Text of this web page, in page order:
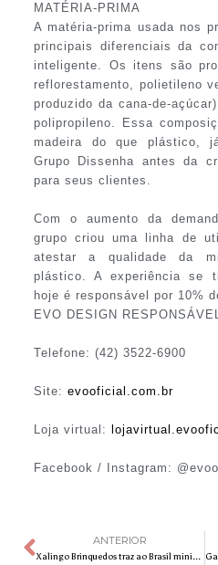
MATÉRIA-PRIMA
A matéria-prima usada nos
principais diferenciais da
inteligente. Os itens são
reflorestamento, polietileno
produzido da cana-de-
polipropileno. Essa
madeira do que plástico,
Grupo Dissenha antes da
para seus clientes.
Com o aumento da
grupo criou uma linha de
atestar a qualidade da
plástico. A experiência se
hoje é responsável por 10%
EVO DESIGN RESPONSÁVEL
Telefone: (42) 3522-6900
Site: evooficial.com.br
Loja virtual:
Facebook / Instagram:
ANTERIOR
Xalingo Brinquedos traz ao Brasil miniaturas colecionáveis da Disney